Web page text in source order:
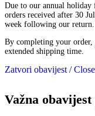
Due to our annual holiday
orders received after 30
week following our return.
By completing your order,
extended shipping time.
Zatvori obavijest / Close
Važna